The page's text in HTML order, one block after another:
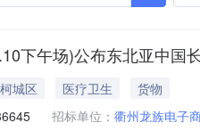
下午场)公布东北亚中国
城区 医疗卫生
货物
招标单位： 衢州龙族电子